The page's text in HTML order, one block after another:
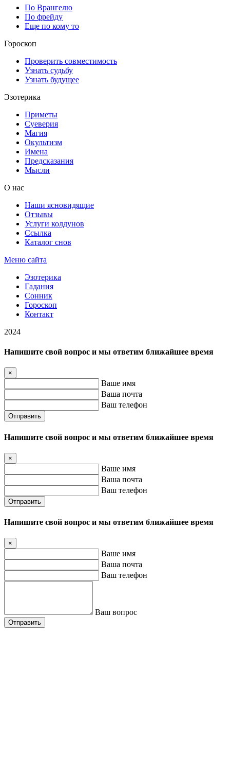
По Врангелю
По фрейду
Еще по кому то
Гороскоп
Проверить совместимость
Узнать судьбу
Узнать будущее
Эзотерика
Приметы
Суеверия
Магия
Окультизм
Имена
Предсказания
Мысли
О нас
Наши ясновидящие
Отзывы
Услуги колдунов
Ссылка
Каталог снов
Меню сайта
Эзотерика
Гадания
Сонник
Гороскоп
Контакт
2024
Напишите свой вопрос и мы ответим ближайшее время
×
Ваше имя
Ваша почта
Ваш телефон
Отправить
Напишите свой вопрос и мы ответим ближайшее время
×
Ваше имя
Ваша почта
Ваш телефон
Отправить
Напишите свой вопрос и мы ответим ближайшее время
×
Ваше имя
Ваша почта
Ваш телефон
Ваш вопрос
Отправить